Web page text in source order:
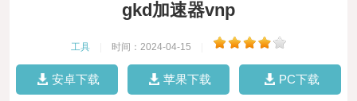
gkd加速器vnp
工具 时间：2024-04-15
安卓下载 苹果下载 PC下载